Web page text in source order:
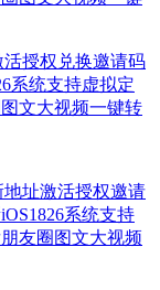
活授权兑换邀请码
系统支持虚拟定
文大视频一键转